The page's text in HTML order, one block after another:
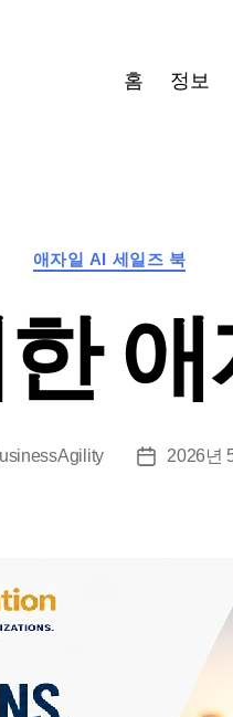
홈 정보
카
테
애자일 AI 세일즈 북
게
2026년